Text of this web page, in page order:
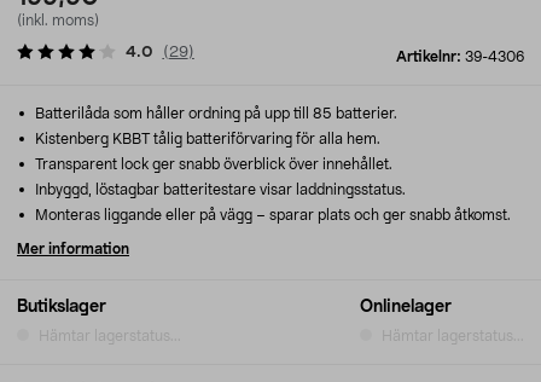
(inkl. moms)
Artikelnr: 39-4306
4.0 ( 29)
Butikslager
Hämtar lagerstatus...
Onlinelager
Hämtar lagerstatus...
Batterilåda som håller ordning på upp till 85 batterier.
Kistenberg KBBT tålig batteriförvaring för alla hem.
Transparent lock ger snabb överblick över innehållet.
Inbyggd, löstagbar batteritestare visar laddningsstatus.
Monteras liggande eller på vägg – sparar plats och ger snabb åtkomst.
Mer information